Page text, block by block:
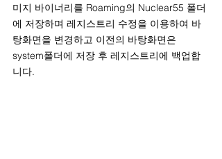
미지 바이너리를 Roaming의 Nuclear55 폴더
에 저장하며 레지스트리 수정을 이용하여 바
탕화면을 변경하고 이전의 바탕화면은
system폴더에 저장 후 레지스트리에 백업합
니다.